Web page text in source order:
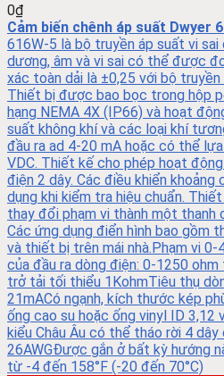
0₫
Cảm biến chênh áp suất Dwyer
616W-5 là bộ truyền áp suất vi sai
dương, âm và vi sai có thể được
xác toàn dải là ±0,25 với bộ
Thiết bị được bao bọc trong hộp
hạng NEMA 4X (IP66) và hoạt
suất không khí và các loại khí
đầu ra ad 4-20 mA hoặc có thể
VDC. Thiết kế cho phép hoạt
điện 2 dây. Các điều khiển
dụng khi kiểm tra hiệu chuẩn.
thay đổi phạm vi thành một thanh
Các ứng dụng điển hình bao gồm
và thiết bị trên mái nhà.Phạm vi
của đầu ra dòng điện: 0-1250
trở tải tối thiểu 1KohmTiêu thụ
21mACó ngạnh, kích thước kép
ống cao su hoặc ống vinyl ID 3,12
kiểu Châu Âu có thể tháo rời 4
26AWGĐược gắn ở bất kỳ hướng
từ -4 đến 158°F (-20 đến 70°C)